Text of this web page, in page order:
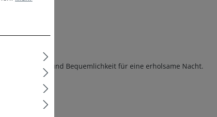
Weichheit und Bequemlichkeit für eine erholsame Nacht.